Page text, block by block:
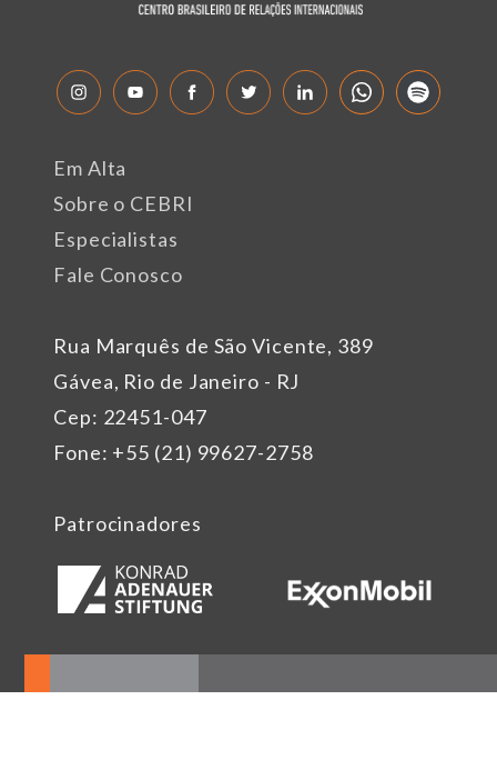
Rua Marquês de São Vicente, 389
Gávea, Rio de Janeiro - RJ
Cep: 22451-047
Fone: +55 (21) 99627-2758
Em Alta
Sobre o CEBRI
Especialistas
Fale Conosco
Patrocinadores